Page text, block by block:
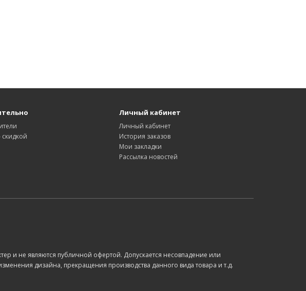
Личный кабинет
Личный кабинет
История заказов
Мои закладки
Рассылка новостей
и не являются публичной офертой. Допускается несовпадение или
дизайна, прекращения производства данного вида товара и т.д.